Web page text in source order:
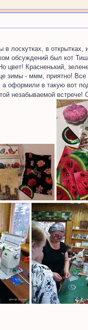
лоскутках, в
обсуждений был кот
цвет! Красненький,
зимы - ммм, приятно! Все
оформили в такую вот
незабываемой встрече!